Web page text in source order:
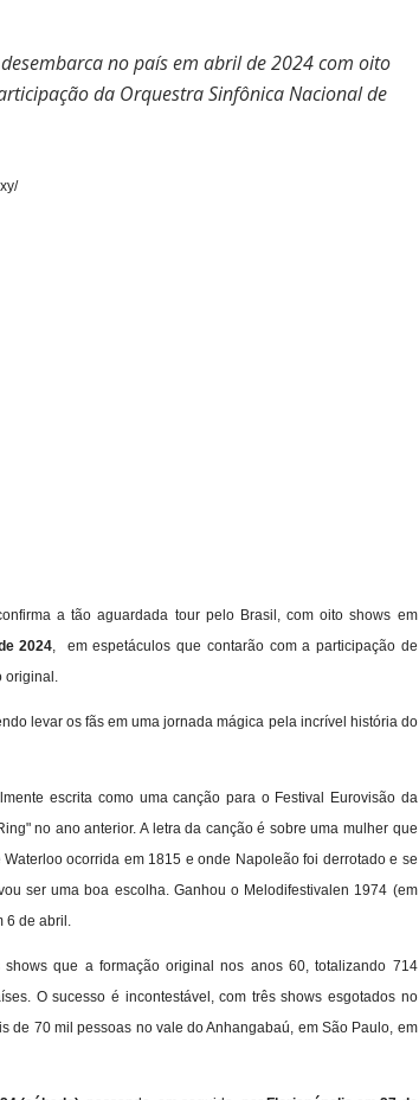
no país em abril de 2024 com oito
da Orquestra Sinfônica Nacional de
a tão aguardada tour pelo Brasil, com oito shows em
2024, em espetáculos que contarão com a participação de
original.
levar os fãs em uma jornada mágica pela incrível história do
escrita como uma canção para o Festival Eurovisão da
no ano anterior. A letra da canção é sobre uma mulher que
ocorrida em 1815 e onde Napoleão foi derrotado e se
ser uma boa escolha. Ganhou o Melodifestivalen 1974 (em
6 de abril.
que a formação original nos anos 60, totalizando 714
O sucesso é incontestável, com três shows esgotados no
de 70 mil pessoas no vale do Anhangabaú, em São Paulo, em